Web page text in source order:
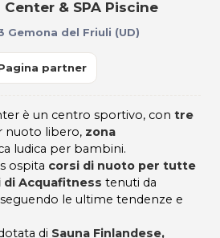
Center & SPA Piscine
Gemona del Friuli (UD)
partner
è un centro sportivo, con tre
nuoto libero, zona
ludica per bambini.
ospita corsi di nuoto per tutte
di Acquafitness tenuti da
le ultime tendenze e
di Sauna Finlandese,